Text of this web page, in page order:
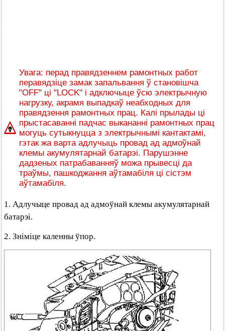
Увага: перад правядзеннем рамонтных работ
перавядзіце замак запальвання ў становішча
"OFF" ці "LOCK" і адключыце ўсю электрычную
нагрузку, акрамя выпадкаў неабходных для
правядзення рамонтных прац. Калі прылады ці
прыстасаванні падчас выкананні рамонтных прац
могуць сутыкнуцца з электрычнымі кантактамі,
гэтак жа варта адлучыць провад ад адмоўнай
клемы акумулятарнай батарэі. Парушэнне
дадзеных патрабаванняў можа прывесці да
траўмы, пашкоджання аўтамабіля ці сістэм
аўтамабіля.
1. Адлучыце провад ад адмоўнай клемы акумулятарнай
батарэі.
2. Зніміце каленны ўпор.